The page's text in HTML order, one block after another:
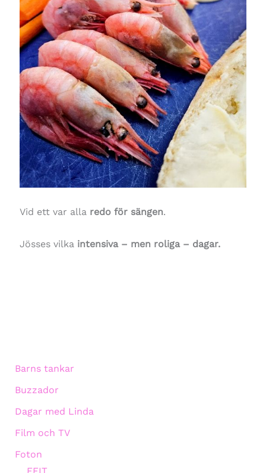
Vid ett var alla redo för sängen.
Jösses vilka intensiva – men roliga – dagar.
Barns tankar
Buzzador
Dagar med Linda
Film och TV
Foton